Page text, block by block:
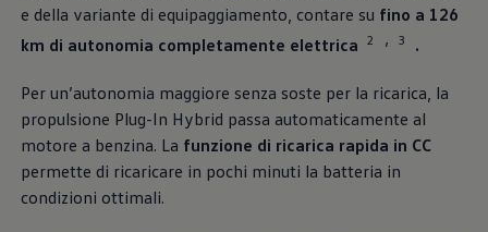
e della variante di equipaggiamento, contare su fino a 126
km di autonomia completamente elettrica
2 , 3 .
Per un’autonomia maggiore senza soste per la ricarica, la
propulsione Plug-In Hybrid passa automaticamente al
motore a benzina. La funzione di ricarica rapida in CC
permette di ricaricare in pochi minuti la batteria in
condizioni ottimali.